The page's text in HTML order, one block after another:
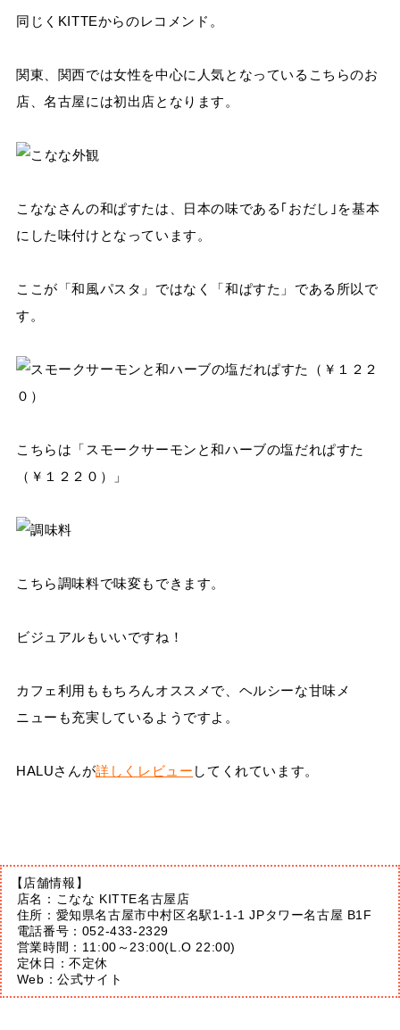
同じくKITTEからのレコメンド。
関東、関西では女性を中心に人気となっているこちらのお
店、名古屋には初出店となります。
こななさんの和ぱすたは、日本の味である｢おだし｣を基本
にした味付けとなっています。
ここが「和風パスタ」ではなく「和ぱすた」である所以で
す。
こちらは「スモークサーモンと和ハーブの塩だれぱすた
（￥１２２０）」
こちら調味料で味変もできます。
ビジュアルもいいですね！
カフェ利用ももちろんオススメで、ヘルシーな甘味メ
ニューも充実しているようですよ。
HALUさんが詳しくレビュー してくれています。
【店舗情報】
店名：こなな KITTE名古屋店
住所：愛知県名古屋市中村区名駅1-1-1 JPタワー名古屋 B1F
電話番号：052-433-2329
営業時間：11:00～23:00(L.O 22:00)
定休日：不定休
Web：公式サイト